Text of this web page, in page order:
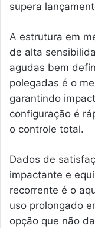
supera
A estrutura em
de alta
agudas bem
polegadas é o
garantindo
configuração é
o controle total.
Dados de
impactante e
recorrente é o
uso prolongado
opção que não